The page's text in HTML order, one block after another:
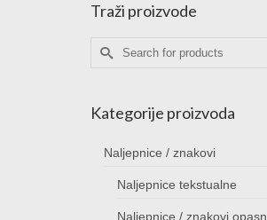
Traži proizvode
Search
for:
Kategorije proizvoda
Naljepnice / znakovi
Naljepnice tekstualne
Naljepnice / znakovi